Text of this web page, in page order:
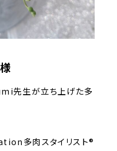
先生が立ち上げた多
多肉スタイリスト®